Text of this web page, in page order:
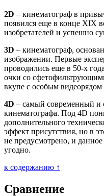
2D – кинематограф в
появился еще в конце XIX
изобретателей и успешно
3D – кинематограф,
изображении. Первые
проводились еще в 50-х
очки со
вкупе с особым
4D – самый современный и
кинематографа. Под 4D
дополнительного
эффект присутствия, но в
не предусмотрено, и
угодно.
к содержанию ↑
Сравнение